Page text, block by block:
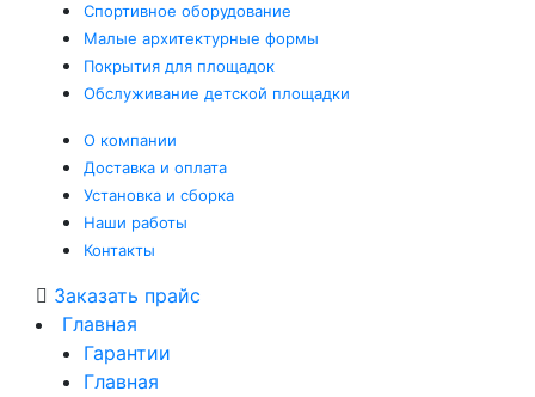
Спортивное оборудование
Малые архитектурные формы
Покрытия для площадок
Обслуживание детской площадки
О компании
Доставка и оплата
Установка и сборка
Наши работы
Контакты
Заказать прайс
Главная
Гарантии
Главная